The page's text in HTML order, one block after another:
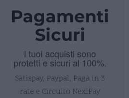
Pagamenti
Sicuri
I tuoi acquisti sono
protetti e sicuri al 100%.
Satispay, Paypal, Paga in 3
rate e Circuito NexiPay